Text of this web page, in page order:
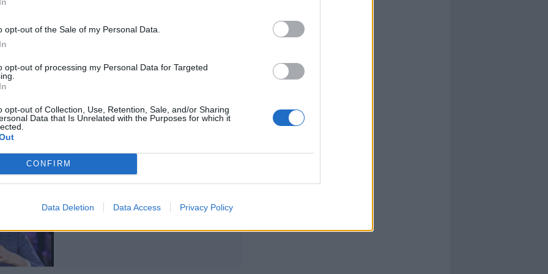
opt-out of the Sale of my Personal Data.
opt-out of processing my Personal Data for Targeted
opt-out of Collection, Use, Retention, Sale, and/or Sharing
Data that Is Unrelated with the Purposes for which it
CONFIRM
Data Deletion Data Access Privacy Policy
dall’Africa ma da tutto il mondo grazie a
Stato che, nelle nostre ambasciate,
e passaporti in cambio di denaro. Gli
giorni fa sono un primo passo per
vergognosa tratta di esseri umani ed
entrino in Europa e in Italia criminali e
a questo sistema».
Esplode Passaportopoli.
ius Italiae